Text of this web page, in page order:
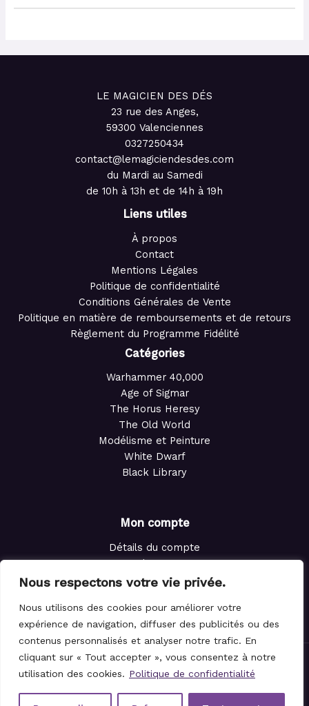
Nous respectons votre vie privée.
Nous utilisons des cookies pour améliorer votre
expérience de navigation, diffuser des publicités ou des
contenus personnalisés et analyser notre trafic. En
cliquant sur « Tout accepter », vous consentez à notre
utilisation des cookies. Politique de confidentialité
LE MAGICIEN DES DÉS
23 rue des Anges,
59300 Valenciennes
0327250434
contact@lemagiciendesdes.com
du Mardi au Samedi
de 10h à 13h et de 14h à 19h
Liens utiles
À propos
Contact
Mentions Légales
Politique de confidentialité
Conditions Générales de Vente
Politique en matière de remboursements et de retours
Règlement du Programme Fidélité
Catégories
Warhammer 40,000
Age of Sigmar
The Horus Heresy
The Old World
Modélisme et Peinture
White Dwarf
Black Library
Mon compte
Détails du compte
Adresses
Commandes
Panier
© 2021-2026 Le Magicien des Dés.